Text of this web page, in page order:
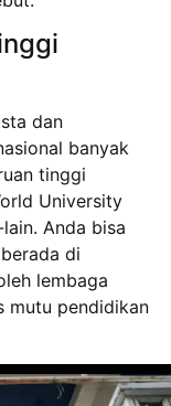
dan
banyak
tinggi
University
Anda bisa
di
lembaga
mutu pendidikan